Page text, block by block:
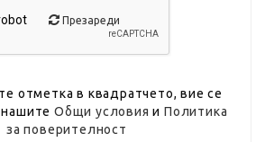
Презареди
отметка в квадратчето, вие се
нашитеОбщи условия иПолитика
за поверителност